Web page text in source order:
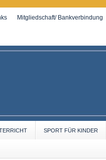
Mitgliedschaft/ Bankverbindung
SPORT FÜR KINDER